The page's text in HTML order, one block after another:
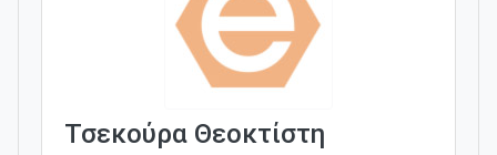
Τσεκούρα Θεοκτίστη